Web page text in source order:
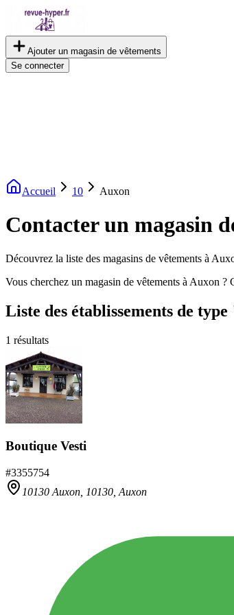
Ajouter un magasin de vêtements
Se connecter
Accueil 10 Auxon
Contacter un magasin
Découvrez la liste des magasins de vêtements à
Vous cherchez un magasin de vêtements à Auxon ?
Liste des établissements de type
1 résultats
Boutique Vesti
#3355754
10130 Auxon, 10130 Auxon